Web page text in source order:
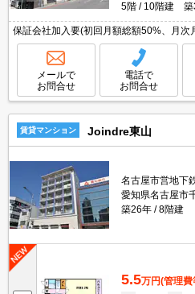
5階
10階建 築
保証会社加入要(初回月額総額50%、月次
メールで
お問合せ
電話で
お問合せ
賃貸マンション Joindre東山
名古屋市営地下
愛知県名古屋市
築26年
8階建
5.5万円(管理費